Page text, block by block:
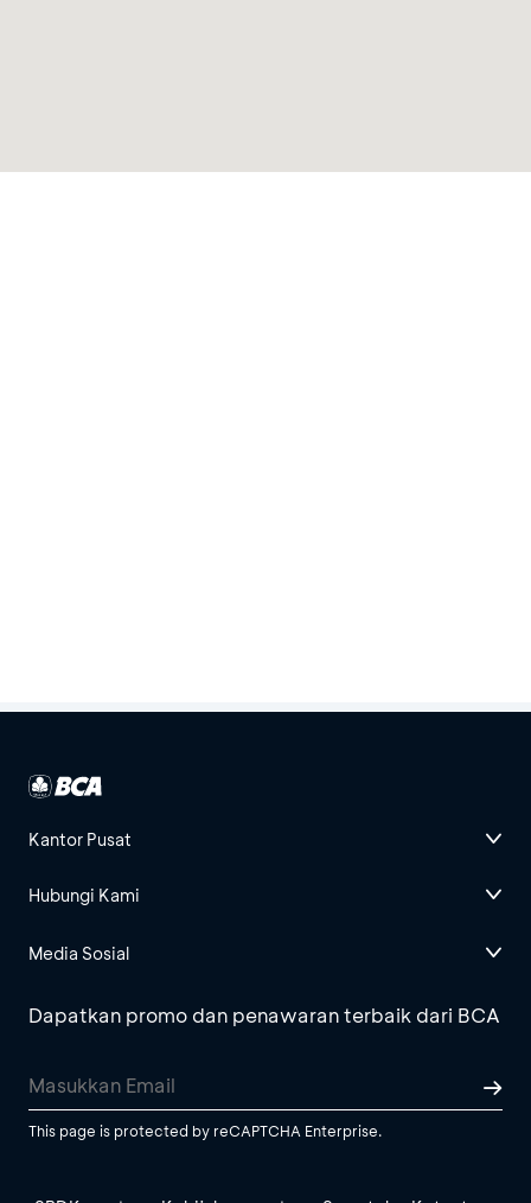
Kantor Pusat
Hubungi Kami
Media Sosial
Dapatkan promo dan penawaran terbaik dari BCA
This page is protected by reCAPTCHA Enterprise.